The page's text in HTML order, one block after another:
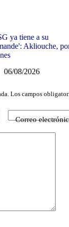
ya tiene a su
Akliouche,
06/08/2026
Los campos
Correo